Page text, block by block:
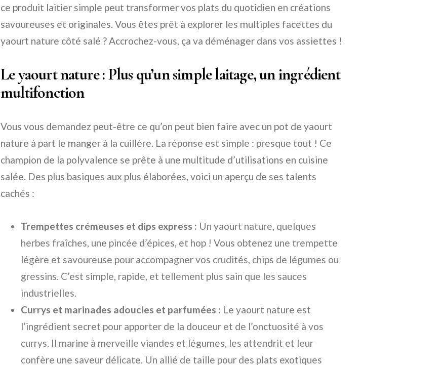
ce produit laitier simple peut transformer vos plats du quotidien en créations
savoureuses et originales. Vous êtes prêt à explorer les multiples facettes du
yaourt nature côté salé ? Accrochez-vous, ça va déménager dans vos assiettes !
Le yaourt nature : Plus qu’un simple laitage, un ingrédient
multifonction
Vous vous demandez peut-être ce qu’on peut bien faire avec un pot de yaourt
nature à part le manger à la cuillère. La réponse est simple : presque tout ! Ce
champion de la polyvalence se prête à une multitude d’utilisations en cuisine
salée. Des plus basiques aux plus élaborées, voici un aperçu de ses talents
cachés :
Trempettes crémeuses et dips express : Un yaourt nature, quelques
herbes fraîches, une pincée d’épices, et hop ! Vous obtenez une trempette
légère et savoureuse pour accompagner vos crudités, chips de légumes ou
gressins. C’est simple, rapide, et tellement plus sain que les sauces
industrielles.
Currys et marinades adoucies et parfumées : Le yaourt nature est
l’ingrédient secret pour apporter de la douceur et de l’onctuosité à vos
currys. Il marine à merveille viandes et légumes, les attendrit et leur
confère une saveur délicate. Un allié de taille pour des plats exotiques